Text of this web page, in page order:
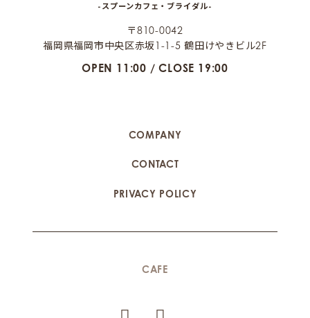
-スプーンカフェ・ブライダル-
〒810-0042
福岡県福岡市中央区赤坂1-1-5 鶴田けやきビル2F
OPEN 11:00 / CLOSE 19:00
COMPANY
CONTACT
PRIVACY POLICY
CAFE